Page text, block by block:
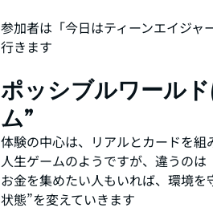
参加者は「今日はティーンエイジ
行きます
ポッシブルワール
ム”
体験の中心は、リアルとカードを組
人生ゲームのようですが、違うの
お金を集めたい人もいれば、環境
状態”を変えていきます